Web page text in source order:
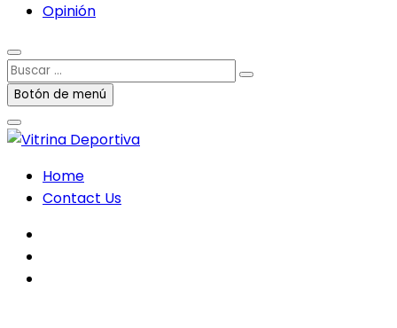
Opinión
Buscar
…Botón de menú
Home
Contact Us